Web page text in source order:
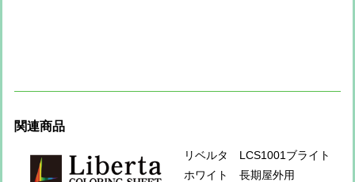
関連商品
リベルタ LCS1001ブライト
ホワイト 長期屋外用